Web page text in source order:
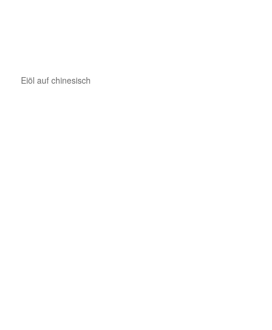
Eiöl auf chinesisch